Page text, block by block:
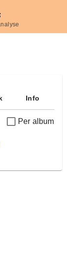
Info
Per album